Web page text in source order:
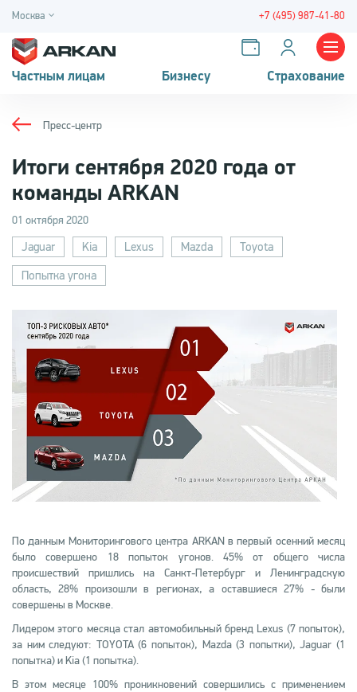
Москва +7 (495) 987-41-80
Частным лицам Бизнесу Страхование
Пресс-центр
Итоги сентября 2020 года от
команды ARKAN
01 октября 2020
Jaguar Kia Lexus Mazda
Toyota
Попытка угона
По данным Мониторингового центра ARKAN в первый осенний месяц
было совершено 18 попыток угонов. 45% от общего числа
происшествий пришлись на Санкт-Петербург и Ленинградскую
область, 28% произошли в регионах, а оставшиеся 27% - были
совершены в Москве.
Лидером этого месяца стал автомобильный бренд Lexus (7 попыток),
за ним следуют: TOYOTA (6 попыток), Mazda (3 попытки), Jaguar (1
попытка) и Kia (1 попытка).
В этом месяце 100% проникновений совершились с применением